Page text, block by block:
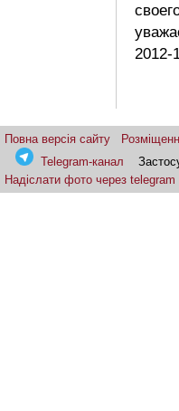
2012-
Повна версія сайту
Telegram-канал
Надіслати фото через telegram